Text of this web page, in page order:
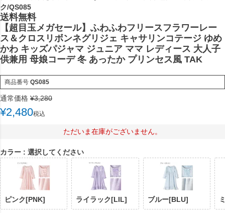
ク/QS085
送料無料
【超目玉メガセール】ふわふわフリースフラワーレー
ス＆クロスリボンネグリジェ キャサリンコテージ ゆめ
かわ キッズパジャマ ジュニア ママ レディース 大人子
供兼用 母娘コーデ 冬 あったか プリンセス風 TAK
商品番号 QS085
通常価格 ¥3,280
¥2,480税込
ただいま在庫がございません。
カラー 選択してください
ピンク[PNK] ライラック[LIL] ブルー[BLU]